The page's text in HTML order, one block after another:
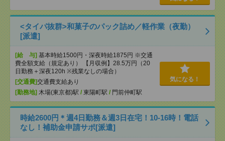
<タイパ抜群>和菓子のパック詰め／軽作業（夜勤）
[派遣]
[給 与] 基本時給1500円・深夜時給1875円 ※交通
費全額支給（規定あり） 【月収例】28.5万円（20
日勤務＋深夜120h ※残業なしの場合）
[交通費]交通費支給あり
[勤務地] 木場(東京都)駅 / 東陽町駅 / 門前仲町駅
気になる！
時給2600円＊週4日勤務＆週3日在宅！10-16時！電話
なし！補助金申請サポ[派遣]